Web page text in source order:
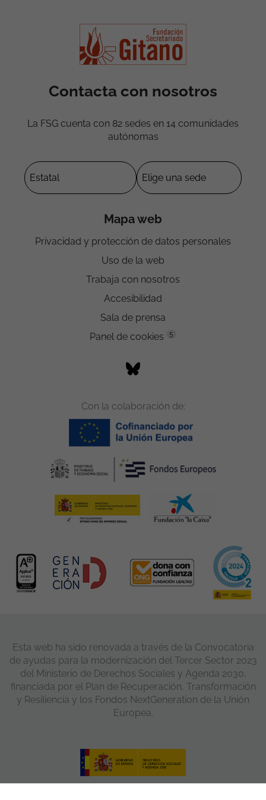
Contacta con nosotros
La FSG cuenta con 82 sedes en 14 comunidades
autónomas
Mapa web
Privacidad y protección de datos personales
Uso de la web
Trabaja con nosotros
Accesibilidad
Sala de prensa
Panel de cookies
5
Con la colaboración de:
Esta web ha sido renovada a través de la Convocatoria
de ayudas para la modernización del Tercer Sector 2023
del Ministerio de Derechos Sociales y Agenda 2030,
financiada por el Plan de Recuperación, Transformación
y Resiliencia y los Fondos NextGeneration de la Unión
Europea.